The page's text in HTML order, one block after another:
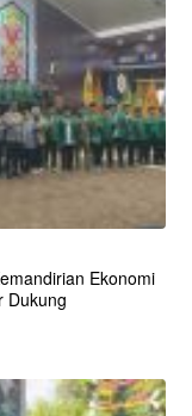
Ekonomi
Dukung